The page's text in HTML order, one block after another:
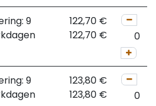
9
122,70 €
122,70 €
9
123,80 €
123,80 €